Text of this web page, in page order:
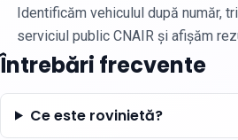
Identificăm vehiculul după număr,
serviciul public CNAIR și afișăm
Întrebări frecvente
Ce este rovinietă?